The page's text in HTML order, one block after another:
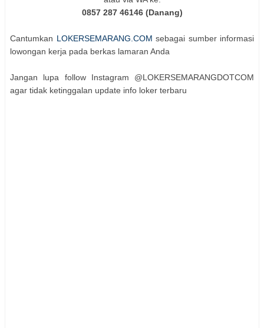
0857 287 46146 (Danang)
Cantumkan LOKERSEMARANG.COM sebagai sumber informasi
lowongan kerja pada berkas lamaran Anda
Jangan lupa follow Instagram @LOKERSEMARANGDOTCOM
agar tidak ketinggalan update info loker terbaru